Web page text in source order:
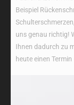
Beispiel
uns genau richtig!
Ihnen dadurch zu
heute einen